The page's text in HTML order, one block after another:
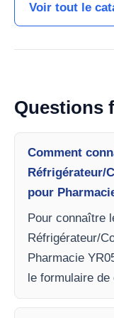
Voir tout le
Questions
Comment
Réfrigérateur/
pour
Pour connaître
Réfrigérateur/
Pharmacie
le formulaire de